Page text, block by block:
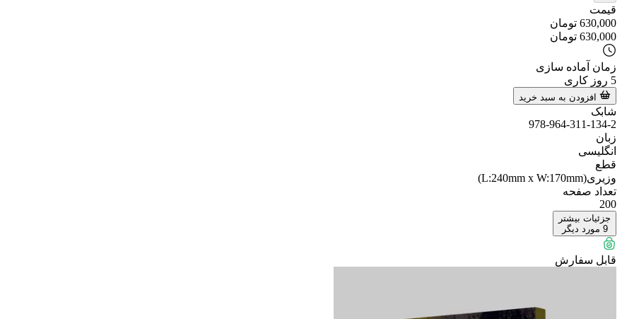
قیمت
630,000 تومان
630,000 تومان
زمان آماده سازی
5 روز کاری
افزودن به سبد خرید
شابک
978-964-311-134-2
زبان
انگلیسی
قطع
وزیری(L:240mm x W:170mm)
تعداد صفحه
200
جزئیات بیشتر
9 مورد دیگر
قابل سفارش